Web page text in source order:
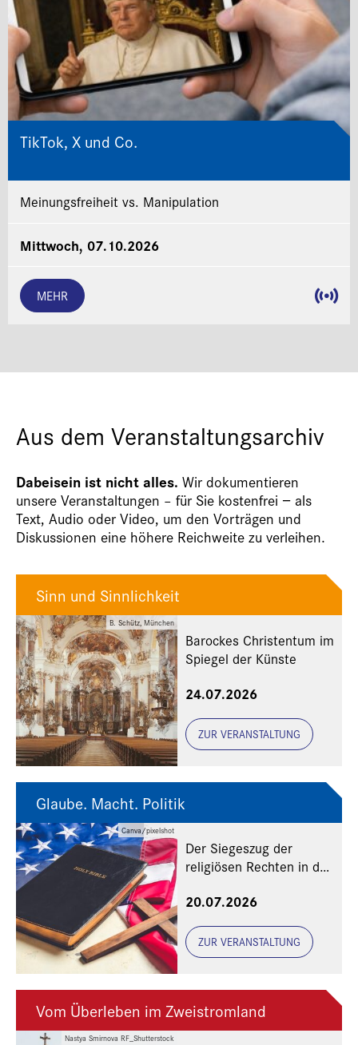
TikTok, X und Co.
Meinungsfreiheit vs. Manipulation
Mittwoch, 07.10.2026
MEHR
Aus dem Veranstaltungsarchiv
Dabeisein ist nicht alles. Wir dokumentieren
unsere Veranstaltungen – für Sie kostenfrei − als
Text, Audio oder Video, um den Vorträgen und
Diskussionen eine höhere Reichweite zu verleihen.
B. Schütz, München
Sinn und Sinnlichkeit
Barockes Christentum im
Spiegel der Künste
24.07.2026
ZUR VERANSTALTUNG
Canva/pixelshot
Glaube. Macht. Politik
Der Siegeszug der
religiösen Rechten in den
20.07.2026
ZUR VERANSTALTUNG
Nastya Smirnova RF_Shutterstock
Vom Überleben im Zweistromland